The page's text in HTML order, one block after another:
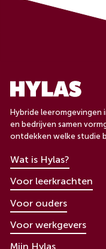
Hybride
en bedrijven samen
ontdekken welke studie
Wat is Hylas?
Voor leerkrachten
Voor ouders
Voor werkgevers
Mijn Hylas